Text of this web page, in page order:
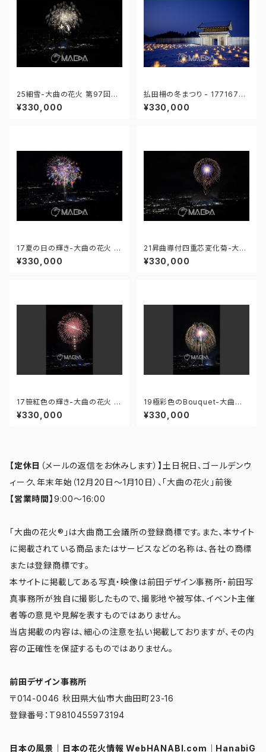
25細雪-大曲の花火 第97回全
国花火競技大会 - 176671212
319190
¥330,000
払田柵の冬まつり - 17716762
5521652
¥330,000
17夏の日の輝き-大曲の花火 第
97回全国花火競技大会 - 176
671211647275
¥330,000
21昇曲導付四重芯変化菊-大曲
の花火 第97回全国花火競技大
会 - 176671211945005
¥330,000
17笹紅色の輝き-大曲の花火 第
97回全国花火競技大会 - 176
671211664667
¥330,000
19極彩色のBouquet-大曲の
花火 第97回全国花火競技大会
- 176671211857484
¥330,000
【定休日 （メールの返信をお休みします）】 土日祝日、ゴールデンウ
ィーク、年末年始（12月20日～1月10日）、「大曲の花火」前後
【営業時間】 9:00～16:00
「大曲の花火®」は大曲商工会議所の登録商標です。また、本サイト
に掲載されている商品またはサービスなどの名称は、各社の商標
または登録商標です。
本サイトに掲載してある写真・映像は前田デザイン事務所・前田写
真事務所が独自に撮影したもので、撮影地や被写体、イベント主催
者等の意見や見解を表すものではありません。
当店掲載の内容は、細心の注意を払い掲載しておりますが、その内
容の正確性を保証するものではありません。
前田デザイン事務所
〒014-0046 秋田県大仙市大曲田町23-16
登録番号：T9810455973194
日本の風景 日本の花火情報 WebHANABI.com HanabiG